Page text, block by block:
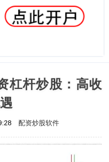
杠杆炒股：高收
配资炒股软件